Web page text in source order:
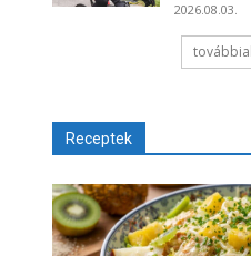
2026.08.03.
Receptek